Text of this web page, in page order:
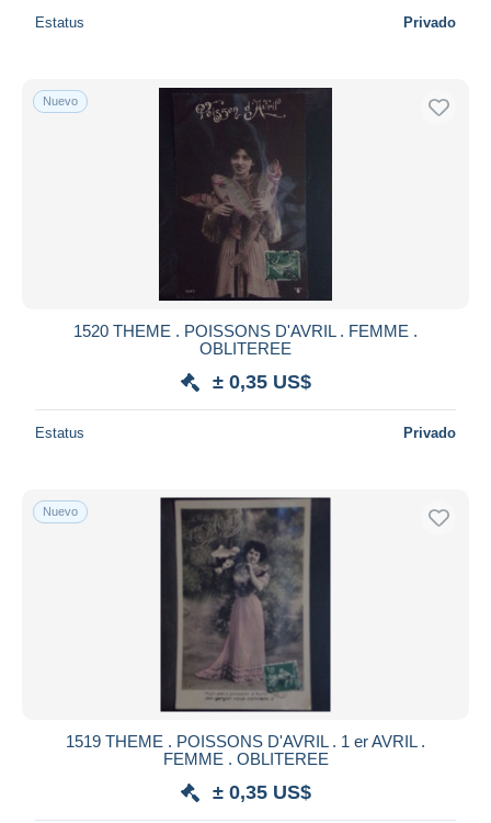
Estatus Privado
Nuevo
1520 THEME . POISSONS D'AVRIL . FEMME .
OBLITEREE
± 0,35 US$
Estatus Privado
Nuevo
1519 THEME . POISSONS D'AVRIL . 1 er AVRIL .
FEMME . OBLITEREE
± 0,35 US$